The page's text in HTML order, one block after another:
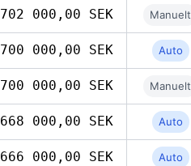
702 000,00 SEK Manuelt
700 000,00 SEK Auto
700 000,00 SEK Manuelt
668 000,00 SEK Auto
666 000,00 SEK Auto